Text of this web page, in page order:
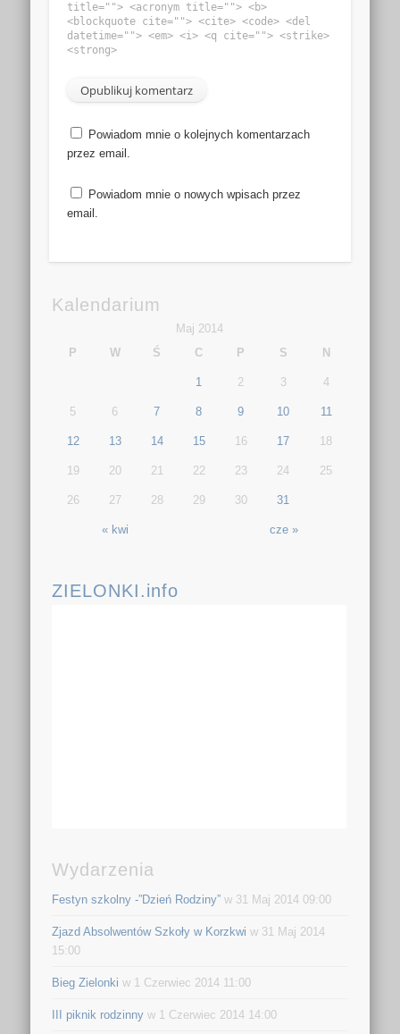
title=""> <acronym title=""> <b>
<blockquote cite=""> <cite> <code> <del
datetime=""> <em> <i> <q cite=""> <strike>
<strong>
Powiadom mnie o kolejnych komentarzach
przez email.
Powiadom mnie o nowych wpisach przez
email.
Kalendarium
Maj 2014
P
W Ś C P S N
« kwi cze »
1 2 3 4
5 6 7 8 9 10 11
12 13 14 15 16 17 18
19 20 21 22 23 24 25
26 27 28 29 30 31
ZIELONKI.info
Wydarzenia
Festyn szkolny -”Dzień Rodziny” w 31 Maj 2014 09:00
Zjazd Absolwentów Szkoły w Korzkwi w 31 Maj 2014
15:00
Bieg Zielonki w 1 Czerwiec 2014 11:00
III piknik rodzinny w 1 Czerwiec 2014 14:00